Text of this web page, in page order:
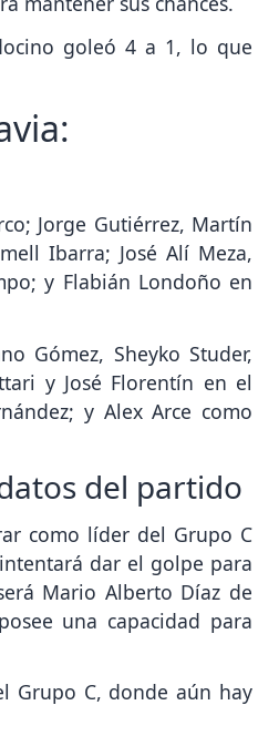
goleó 4 a 1, lo que
Jorge Gutiérrez, Martín
Ibarra; José Alí Meza,
y Flabián Londoño en
Gómez, Sheyko Studer,
y José Florentín en el
y Alex Arce como
del partido
como líder del Grupo C
dar el golpe para
Mario Alberto Díaz de
una capacidad para
Grupo C, donde aún hay